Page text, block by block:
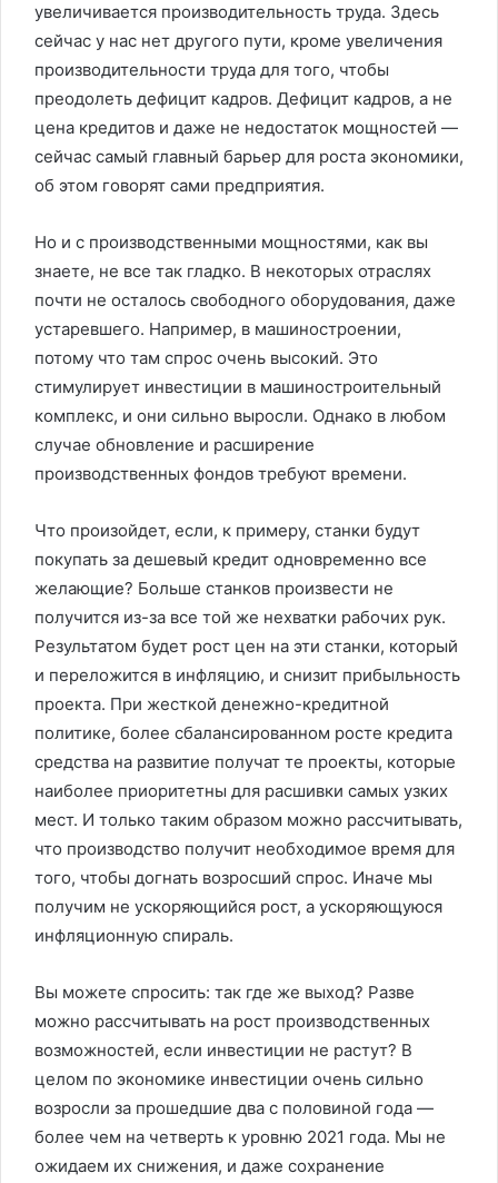
увеличивается производительность труда. Здесь
сейчас у нас нет другого пути, кроме увеличения
производительности труда для того, чтобы
преодолеть дефицит кадров. Дефицит кадров, а не
цена кредитов и даже не недостаток мощностей —
сейчас самый главный барьер для роста экономики,
об этом говорят сами предприятия.
Но и с производственными мощностями, как вы
знаете, не все так гладко. В некоторых отраслях
почти не осталось свободного оборудования, даже
устаревшего. Например, в машиностроении,
потому что там спрос очень высокий. Это
стимулирует инвестиции в машиностроительный
комплекс, и они сильно выросли. Однако в любом
случае обновление и расширение
производственных фондов требуют времени.
Что произойдет, если, к примеру, станки будут
покупать за дешевый кредит одновременно все
желающие? Больше станков произвести не
получится из-за все той же нехватки рабочих рук.
Результатом будет рост цен на эти станки, который
и переложится в инфляцию, и снизит прибыльность
проекта. При жесткой денежно-кредитной
политике, более сбалансированном росте кредита
средства на развитие получат те проекты, которые
наиболее приоритетны для расшивки самых узких
мест. И только таким образом можно рассчитывать,
что производство получит необходимое время для
того, чтобы догнать возросший спрос. Иначе мы
получим не ускоряющийся рост, а ускоряющуюся
инфляционную спираль.
Вы можете спросить: так где же выход? Разве
можно рассчитывать на рост производственных
возможностей, если инвестиции не растут? В
целом по экономике инвестиции очень сильно
возросли за прошедшие два с половиной года —
более чем на четверть к уровню 2021 года. Мы не
ожидаем их снижения, и даже сохранение